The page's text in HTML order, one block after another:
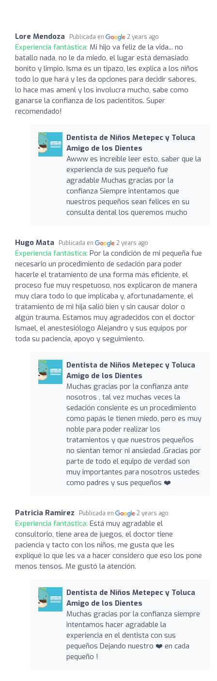
Lore Mendoza Publicada en 2 years ago
Experiencia fantástica: Mi hijo va feliz de la vida... no
batallo nada, no le da miedo, el lugar está demasiado
bonito y limpio. Isma es un tipazo, les explica a los niños
todo lo que hará y les da opciones para decidir sabores,
lo hace mas amenl y los involucra mucho, sabe como
ganarse la confianza de los pacientitos. Super
recomendado!
Dentista de Niños Metepec y Toluca
Amigo de los Dientes
Awww es increíble leer esto, saber que la
experiencia de sus pequeño fue
agradable Muchas gracias por la
confianza Siempre intentamos que
nuestros pequeños sean felices en su
consulta dental los queremos mucho
Hugo Mata Publicada en 2 years ago
Experiencia fantástica: Por la condición de mi pequeña fue
necesario un procedimiento de sedación para poder
hacerle el tratamiento de una forma más eficiente, el
proceso fue muy respetuoso, nos explicaron de manera
muy clara todo lo que implicaba y, afortunadamente, el
tratamiento de mi hija salió bien y sin causar dolor o
algún trauma. Estamos muy agradecidos con el doctor
Ismael, el anestesiólogo Alejandro y sus equipos por
toda su paciencia, apoyo y seguimiento.
Dentista de Niños Metepec y Toluca
Amigo de los Dientes
Muchas gracias por la confianza ante
nosotros , tal vez muchas veces la
sedación consiente es un procedimiento
como papás le tienen miedo, pero es muy
noble para poder realizar los
tratamientos y que nuestros pequeños
no sientan temor ni ansiedad .Gracias por
parte de todo el equipo de verdad son
muy importantes para nosotros ustedes
como padres y sus pequeños ❤️
Patricia Ramirez Publicada en 2 years ago
Experiencia fantástica: Está muy agradable el
consultorio, tiene area de juegos, el doctor tiene
paciencia y tacto con los niños, me gusta que les
expliqué lo que les va a hacer considero que eso los pone
menos tensos. Me gustó la atención.
Dentista de Niños Metepec y Toluca
Amigo de los Dientes
Muchas gracias por la confianza siempre
intentamos hacer agradable la
experiencia en el dentista con sus
pequeños Dejando nuestro ❤️ en cada
pequeño !